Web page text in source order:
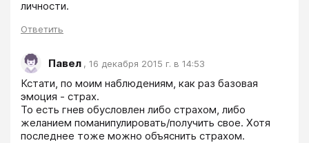
Ответить
Павел , 16 декабря 2015 г. в 14:53
Кстати, по моим наблюдениям, как раз базовая
эмоция - страх.
То есть гнев обусловлен либо страхом, либо
желанием поманипулировать/получить свое. Хотя
последнее тоже можно объяснить страхом.